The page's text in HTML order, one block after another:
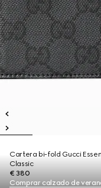
Cartera bi-fold Gucci
Classic
€ 380
Comprar calzado de